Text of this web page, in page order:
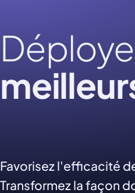
Favorisez l'efficacité
Transformez la façon